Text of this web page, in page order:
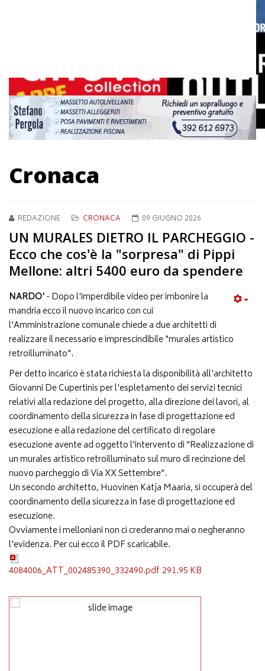
Cronaca
REDAZIONE CRONACA 09 GIUGNO 2026
UN MURALES DIETRO IL PARCHEGGIO -
Ecco che cos'è la "sorpresa" di Pippi
Mellone: altri 5400 euro da spendere
NARDO'- Dopo l'imperdibile video per imbonire la
mandria ecco il nuovo incarico con cui
l'Amministrazione comunale chiede a due architetti di
realizzare il necessario e imprescindibile "murales artistico
retroilluminato".
Per detto incarico è stata richiesta la disponibilità all'architetto
Giovanni De Cupertinis per l'espletamento dei servizi tecnici
relativi alla redazione del progetto, alla direzione dei lavori, al
coordinamento della sicurezza in fase di progettazione ed
esecuzione e alla redazione del certificato di regolare
esecuzione avente ad oggetto l'intervento di “Realizzazione di
un murales artistico retroilluminato sul muro di recinzione del
nuovo parcheggio di Via XX Settembre”.
Un secondo architetto, Huovinen Katja Maaria, si occuperà del
coordinamento della sicurezza in fase di progettazione ed
esecuzione.
Ovviamente i melloniani non ci crederanno mai o negheranno
l'evidenza. Per cui ecco il PDF scaricabile.
4084006_ATT_002485390_332490.pdf 291.95 KB